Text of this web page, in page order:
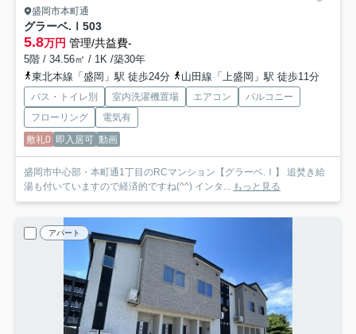
盛岡市本町通
グラーベ.Ⅰ 503
5.8万円 管理/共益費-
5階 / 34.56㎡ / 1K /築30年
東北本線「盛岡」駅 徒歩24分
山田線「上盛岡」駅 徒歩11分
バス・トイレ別 室内洗濯機置場 エアコン
バルコニー
フローリング
電気有
敷礼0 即入居可 動画
盛岡市中心部・本町通1丁目のRCマンション【グラーベ.Ⅰ】 追焚き給
湯も付いていますので経済的ですね(^^) インタ...
もっと見る
アパート